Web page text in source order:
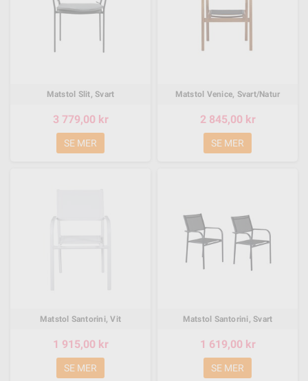
Matstol Slit, Svart
3 779,00 kr
SE MER
Matstol Venice, Svart/Natur
2 845,00 kr
SE MER
Matstol Santorini, Vit
1 915,00 kr
SE MER
Matstol Santorini, Svart
1 619,00 kr
SE MER